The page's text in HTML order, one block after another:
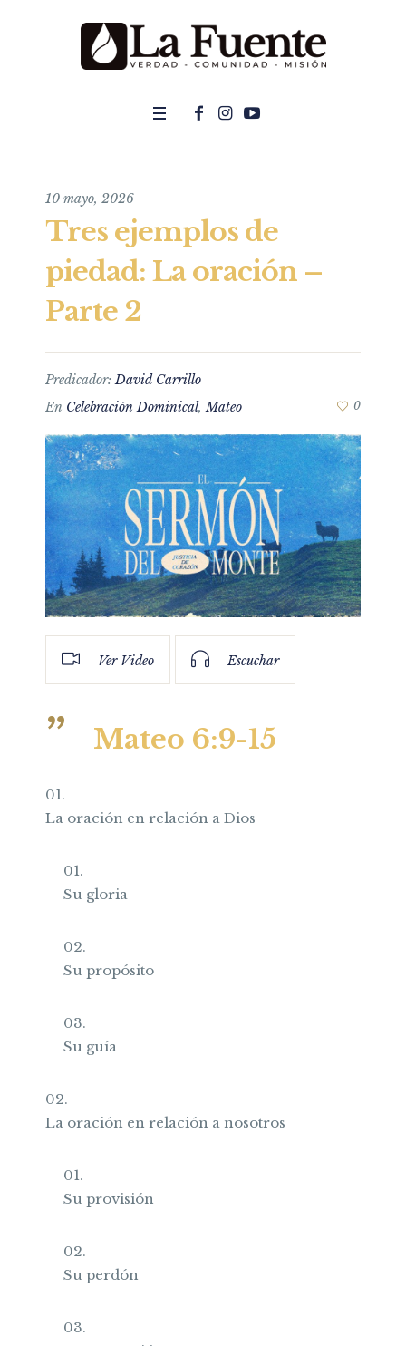
10 mayo, 2026
Tres ejemplos de
piedad: La oración –
Parte 2
Predicador:David Carrillo
En Celebración Dominical,Mateo 0
Ver Video Escuchar
Mateo 6:9-15
La oración en relación a Dios
Su gloria
Su propósito
Su guía
La oración en relación a nosotros
Su provisión
Su perdón